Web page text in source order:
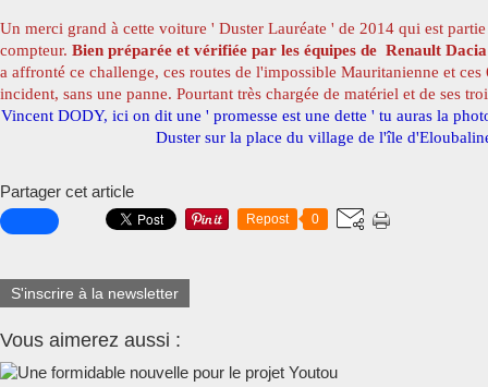
Un merci grand à cette voiture ' Duster Lauréate ' de 2014 qui est
compteur. Bien préparée et vérifiée par les équipes de Renault
a affronté ce challenge, ces routes de l'impossible Mauritanienne et ces
incident, sans une panne. Pourtant très chargée de matériel et de ses
Vincent DODY, ici on dit une ' promesse est une dette ' tu auras la
Duster sur la place du village de l'île
Partager cet article
Repost 0
S'inscrire à la newsletter
Vous aimerez aussi :